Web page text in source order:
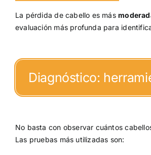
La pérdida de cabello es más
evaluación más profunda para
Diagnóstico:
No basta con observar cuántos
Las pruebas más utilizadas son: